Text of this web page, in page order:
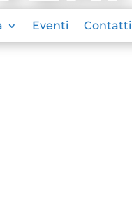
Eventi Contatti